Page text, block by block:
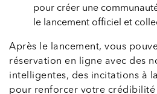
pour créer une
le lancement officiel et
Après le lancement, vous
réservation en ligne avec des
intelligentes, des incitations à
pour renforcer votre crédibilité